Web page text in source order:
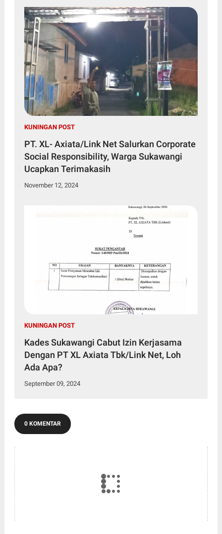
KUNINGAN POST
PT. XL- Axiata/Link Net Salurkan Corporate
Social Responsibility, Warga Sukawangi
Ucapkan Terimakasih
November 12, 2024
KUNINGAN POST
Kades Sukawangi Cabut Izin Kerjasama
Dengan PT XL Axiata Tbk/Link Net, Loh
Ada Apa?
September 09, 2024
0 KOMENTAR